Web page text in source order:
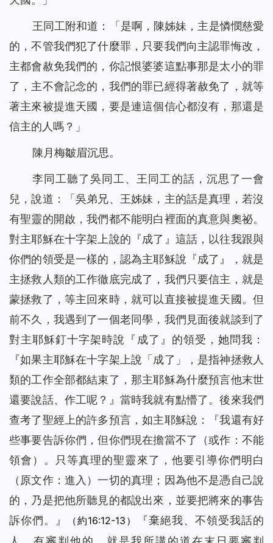
王同工附和道：「是啊，陳姊妹，主是憐憫慈愛
的，不管我們犯了什麼罪，只要我們向主認罪悔改，
主都會赦免我們的，你記恨婆婆這點事那是太小的罪
了，主不會記念的，我們的罪已經得著赦免了，就等
著主來被提進天國，要是連這個信心都沒有，那還是
信主的人嗎？」
陳月梅皺眉沉思。
李同工聽了吳同工、王同工的話，沉思了一會
兒，說道：「吳弟兄、王姊妹，主的話是真理，若沒
有聖靈的開啟，我們都不能明白裡面的真意與奧祕。
對主耶穌在十字架上說的『成了 』這話，以往我跟與
你們的領受是一樣的，認為主耶穌說『成了 』，就是
主拯救人類的工作徹底完成了，我們只要信主，就是
蒙拯救了，等主回來時，就可以直接被提進天國。但
前不久，我遇到了一個老同學，我們見面後就談到了
對主耶穌釘十字架時說『 成了 』的領受，她問我：
『如果主耶穌在十字架上說「 成了 」，是指神拯救人
類的工作全部都結束了，那主耶穌為什麼預言他末世
還要說話、作工呢？』當時我就有點懵了。後來我們
查考了聖經上的許多預言，如主耶穌說：『我還有好
些事要告訴你們，但你們現在擔當不了 （或作：不能
領會） 。只等真理的聖靈來了，他要引導你們明白
（原文作：進入）一切的真理；因為他不是憑自己說
的，乃是把他所聽見的都說出來，並要把將來的事告
訴你們。』 （約16:12-13） 『棄絕我、不領受我話的